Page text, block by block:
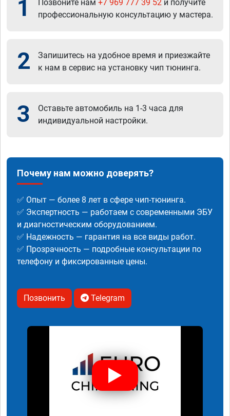
1 Позвоните нам +7 969 777 39 52 и получите
профессиональную консультацию у мастера.
2
Запишитесь на удобное время и приезжайте
к нам в сервис на установку чип тюнинга.
3
Оставьте автомобиль на 1-3 часа для
индивидуальной настройки.
Почему нам можно доверять?
✅ Опыт — более 8 лет в сфере чип-тюнинга.
✅ Экспертность — работаем с современными ЭБУ
и диагностическим оборудованием.
✅ Надежность — гарантия на все виды работ.
✅ Прозрачность — подробные консультации по
телефону и фиксированные цены.
Позвонить Telegram